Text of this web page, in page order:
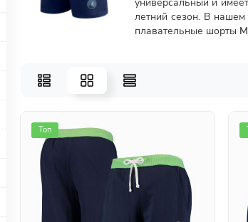
летний сезон. В
плавательные шорты
Топ